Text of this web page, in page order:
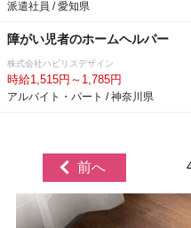
派遣社員 / 愛知県
障がい児者のホームヘルパー
株式会社ハビリスデザイン
時給1,515円～1,785円
アルバイト・パート / 神奈川県
前へ